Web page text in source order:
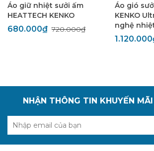
Áo giữ nhiệt sưởi ấm
HEATTECH KENKO
680.000₫ 720.000₫
Áo gió
KENKO
nghệ
NHẬN THÔNG TIN KHUYẾN